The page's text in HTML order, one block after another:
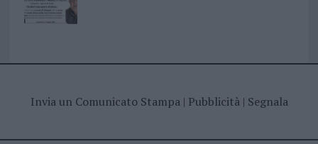
Invia un Comunicato Stampa| Pubblicità| Segnala